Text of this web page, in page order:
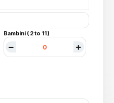
Bambini ( 2 to 11 )